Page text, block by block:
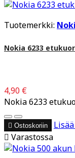
Tuotemerkki:
Nokia 6233
4,90 €
Nokia 6233
 Ostoskoriin Lisää
 Varastossa